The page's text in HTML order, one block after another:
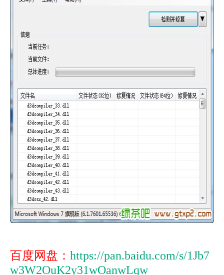
百度网盘： https://pan.baidu.com/s/1Jb7
w3W2OuK2y31wOanwLqw